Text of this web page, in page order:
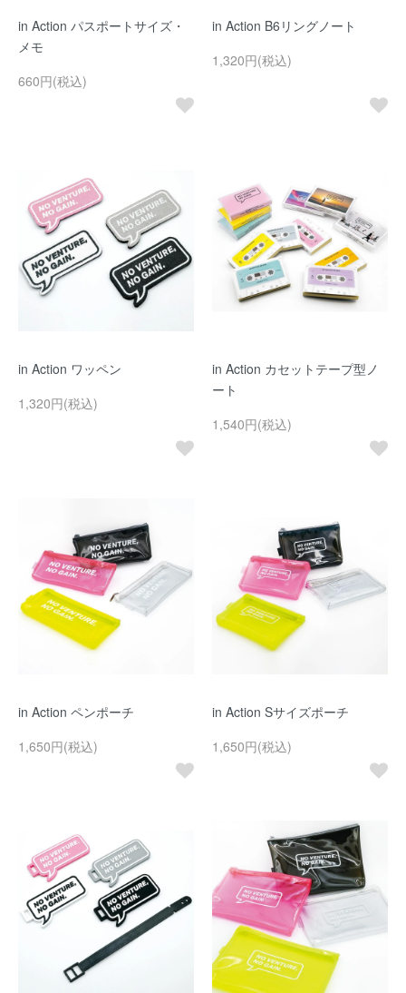
in Action パスポートサイズ・
メモ
660円(税込)
in Action B6リングノート
1,320円(税込)
in Action ワッペン
1,320円(税込)
in Action カセットテープ型ノ
ート
1,540円(税込)
in Action ペンポーチ
1,650円(税込)
in Action Sサイズポーチ
1,650円(税込)